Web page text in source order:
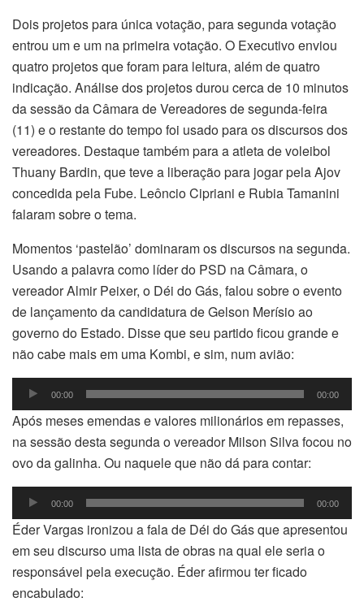
Dois projetos para única votação, para segunda votação
entrou um e um na primeira votação. O Executivo enviou
quatro projetos que foram para leitura, além de quatro
indicação. Análise dos projetos durou cerca de 10 minutos
da sessão da Câmara de Vereadores de segunda-feira
(11) e o restante do tempo foi usado para os discursos dos
vereadores. Destaque também para a atleta de voleibol
Thuany Bardin, que teve a liberação para jogar pela Ajov
concedida pela Fube. Leôncio Cipriani e Rubia Tamanini
falaram sobre o tema.
Momentos ‘pastelão’ dominaram os discursos na segunda.
Usando a palavra como líder do PSD na Câmara, o
vereador Almir Peixer, o Déi do Gás, falou sobre o evento
de lançamento da candidatura de Gelson Merísio ao
governo do Estado. Disse que seu partido ficou grande e
não cabe mais em uma Kombi, e sim, num avião:
Tocador
de
áudio
00:00 00:00
Após meses emendas e valores milionários em repasses,
na sessão desta segunda o vereador Milson Silva focou no
ovo da galinha. Ou naquele que não dá para contar:
Tocador
de
áudio
00:00 00:00
Éder Vargas ironizou a fala de Déi do Gás que apresentou
em seu discurso uma lista de obras na qual ele seria o
responsável pela execução. Éder afirmou ter ficado
encabulado: